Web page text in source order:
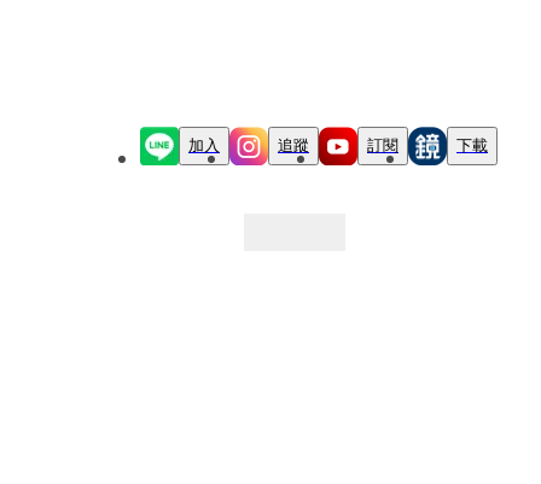
加入 追蹤 訂閱 下載